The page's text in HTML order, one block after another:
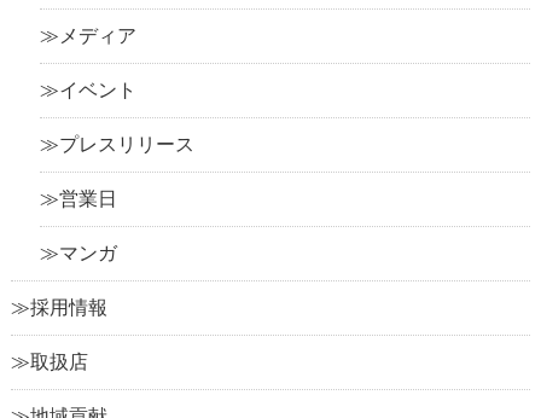
メディア
イベント
プレスリリース
営業日
マンガ
採用情報
取扱店